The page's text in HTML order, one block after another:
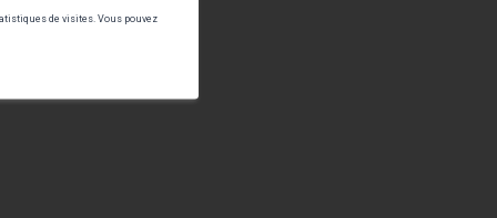
de visites. Vous pouvez